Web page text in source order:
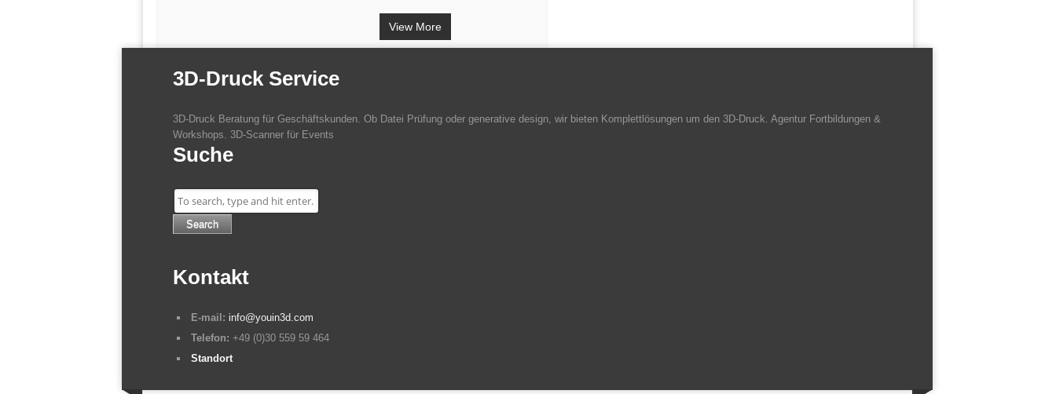
View More
3D-Druck Service
3D-Druck Beratung für Geschäftskunden. Ob Datei Prüfung oder generative design, wir bieten Komplettlösungen um den 3D-Druck. Agentur Fortbildungen &
Workshops. 3D-Scanner für Events
Suche
Search
Kontakt
E-mail: info@youin3d.com
Telefon: +49 (0)30 559 59 464
Standort